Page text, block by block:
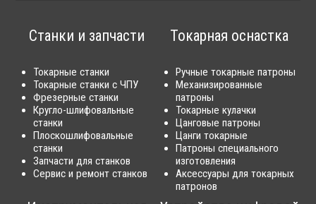
Станки и запчасти
Токарные станки
Токарные станки с ЧПУ
Фрезерные станки
Кругло-шлифовальные
станки
Плоскошлифовальные
станки
Запчасти для станков
Сервис и ремонт станков
Токарная оснастка
Ручные токарные патроны
Механизированные
патроны
Токарные кулачки
Цанговые патроны
Цанги токарные
Патроны специального
изготовления
Аксессуары для токарных
патронов